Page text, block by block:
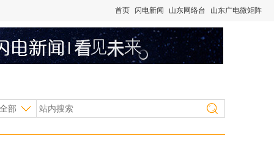
首页 闪电新闻 山东网络台 山东广电微矩阵
部